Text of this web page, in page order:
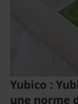
Yubico :
une norme